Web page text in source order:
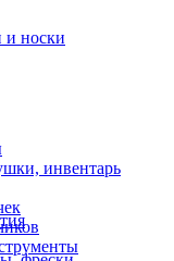
и носки
инвентарь